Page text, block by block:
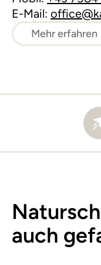
E-Mail:
Mehr erfahren
auch